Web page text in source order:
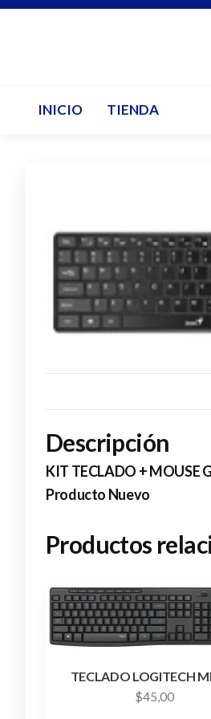
Saltar
INICIO TIENDA
Descripción
KIT TECLADO + MOUSE
Producto Nuevo
Productos
TECLADO LOGITECH
$45,00